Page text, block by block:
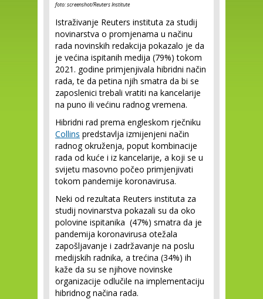
foto: screenshot/Reuters Institute
Istraživanje Reuters instituta za studij
novinarstva o promjenama u načinu
rada novinskih redakcija pokazalo je da
je većina ispitanih medija (79%) tokom
2021. godine primjenjivala hibridni način
rada, te da petina njih smatra da bi se
zaposlenici trebali vratiti na kancelarije
na puno ili većinu radnog vremena.
Hibridni rad prema engleskom rječniku
Collins predstavlja izmijenjeni način
radnog okruženja, poput kombinacije
rada od kuće i iz kancelarije, a koji se u
svijetu masovno počeo primjenjivati
tokom pandemije koronavirusa.
Neki od rezultata Reuters instituta za
studij novinarstva pokazali su da oko
polovine ispitanika (47%) smatra da je
pandemija koronavirusa otežala
zapošljavanje i zadržavanje na poslu
medijskih radnika, a trećina (34%) ih
kaže da su se njihove novinske
organizacije odlučile na implementaciju
hibridnog načina rada.